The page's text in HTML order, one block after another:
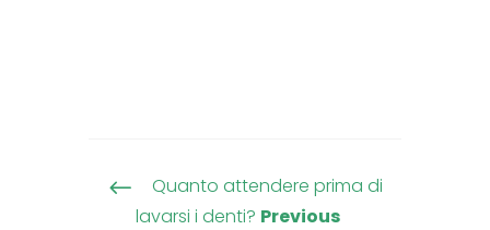
#
Quanto attendere prima di
lavarsi i denti? Previous